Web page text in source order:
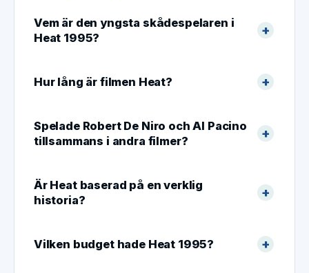
Vem är den yngsta skådespelaren i
Heat 1995?
Hur lång är filmen Heat?
Spelade Robert De Niro och Al Pacino
tillsammans i andra filmer?
Är Heat baserad på en verklig
historia?
Vilken budget hade Heat 1995?